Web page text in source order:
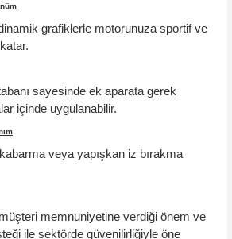
grafiklerle motorunuza sportif ve
sayesinde ek aparata gerek
içinde uygulanabilir.
veya yapışkan iz bırakma
memnuniyetine verdiği önem ve
ile sektörde güvenilirliğiyle öne